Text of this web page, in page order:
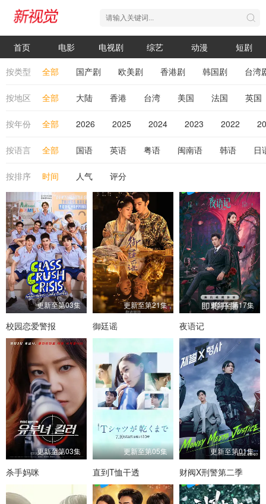
首页 电影 电视剧 综艺 动漫 短剧
按类型 全部 国产剧 欧美剧 香港剧 韩国剧 台湾
按地区 全部 大陆 香港 台湾 美国 法国 英国
按年份 全部 2026 2025 2024 2023 2022
按语言 全部 国语 英语 粤语 闽南语 韩语 日
按排序 时间 人气 评分
更新至第03集
校园恋爱警报
更新至第21集
御廷谣
更新至第17集
夜语记
更新至第03集
杀手妈咪
更新至第05集
直到T恤干透
更新至第01集
财阀X刑警第二季